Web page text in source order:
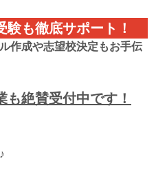
も徹底サポート！
作成や志望校決定もお手伝
絶賛受付中です！